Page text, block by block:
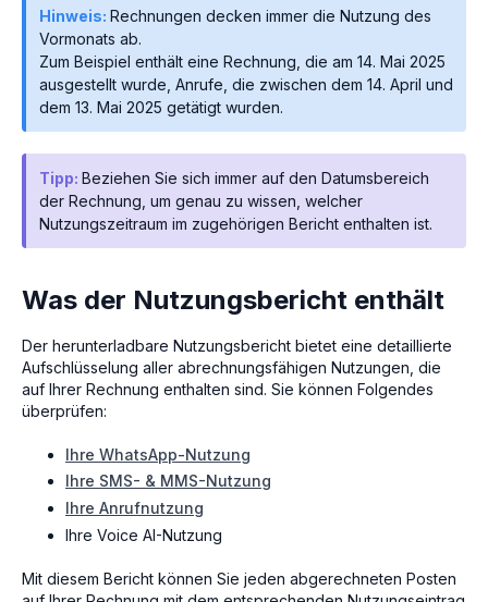
Hinweis: Rechnungen decken immer die Nutzung des
Vormonats ab.
Zum Beispiel enthält eine Rechnung, die am 14. Mai 2025
ausgestellt wurde, Anrufe, die zwischen dem 14. April und
dem 13. Mai 2025 getätigt wurden.
Tipp: Beziehen Sie sich immer auf den Datumsbereich
der Rechnung, um genau zu wissen, welcher
Nutzungszeitraum im zugehörigen Bericht enthalten ist.
Was der Nutzungsbericht enthält
Der herunterladbare Nutzungsbericht bietet eine detaillierte
Aufschlüsselung aller abrechnungsfähigen Nutzungen, die
auf Ihrer Rechnung enthalten sind. Sie können Folgendes
überprüfen:
Ihre WhatsApp-Nutzung
Ihre SMS- & MMS-Nutzung
Ihre Anrufnutzung
Ihre Voice AI-Nutzung
Mit diesem Bericht können Sie jeden abgerechneten Posten